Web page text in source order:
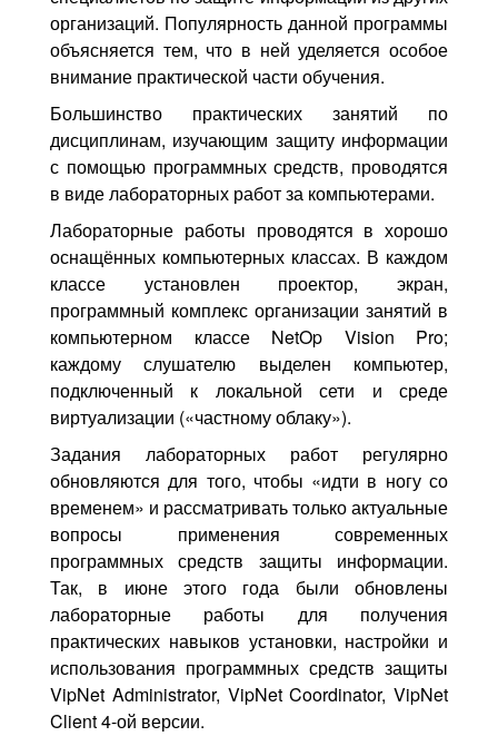
организаций. Популярность данной программы
объясняется тем, что в ней уделяется особое
внимание практической части обучения.
Большинство практических занятий по
дисциплинам, изучающим защиту информации
с помощью программных средств, проводятся
в виде лабораторных работ за компьютерами.
Лабораторные работы проводятся в хорошо
оснащённых компьютерных классах. В каждом
классе установлен проектор, экран,
программный комплекс организации занятий в
компьютерном классе NetOp Vision Pro;
каждому слушателю выделен компьютер,
подключенный к локальной сети и среде
виртуализации («частному облаку»).
Задания лабораторных работ регулярно
обновляются для того, чтобы «идти в ногу со
временем» и рассматривать только актуальные
вопросы применения современных
программных средств защиты информации.
Так, в июне этого года были обновлены
лабораторные работы для получения
практических навыков установки, настройки и
использования программных средств защиты
VipNet Administrator, VipNet Coordinator, VipNet
Client 4-ой версии.